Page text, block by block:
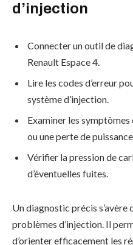
d’injection
Connecter un outil de
Renault Espace 4.
Lire les codes d’erreur
système d’injection.
Examiner les symptômes
ou une perte de
Vérifier la pression de
d’éventuelles fuites.
Un diagnostic précis s’avère
problèmes d’injection. Il
d’orienter efficacement les